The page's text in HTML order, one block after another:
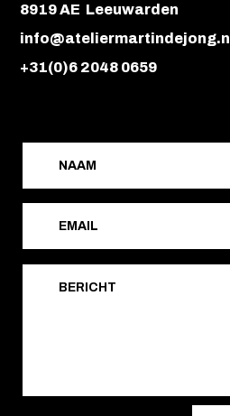
8919 AE Leeuwarden
info@ateliermartindejong.nl
+31(0)6 2048 0659